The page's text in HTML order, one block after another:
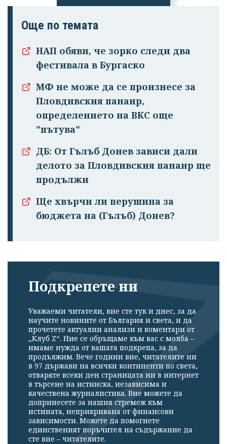
Още по темата
НАП обяви, че зорко следи два
фестивала в Бургаско
МФ не може да се произнесе за
Пловдивския панаир,
определението на ВКС още
"пътува"
ДБ: От Гълъб Донев зависи дали
делото за Пловдивския панаир ще
продължи
Ще хвърчи ли перушина за
бюджета на (Гълъб) Донев?
Подкрепете ни
Уважаеми читатели, вие сте тук и днес, за да
научите новините от България и света, и да
прочетете актуални анализи и коментари от
„Клуб Z“. Ние се обръщаме към вас с молба –
имаме нужда от вашата подкрепа, за да
продължим. Вече години вие, читателите ни
в 97 държави на всички континенти по света,
отваряте всеки ден страницата ни в интернет
в търсене на истинска, независима и
качествена журналистика. Вие можете да
допринесете за нашия стремеж към
истината, неприкривана от финансови
зависимости. Можете да помогнете
единственият поръчител на съдържание да
сте вие – читателите.